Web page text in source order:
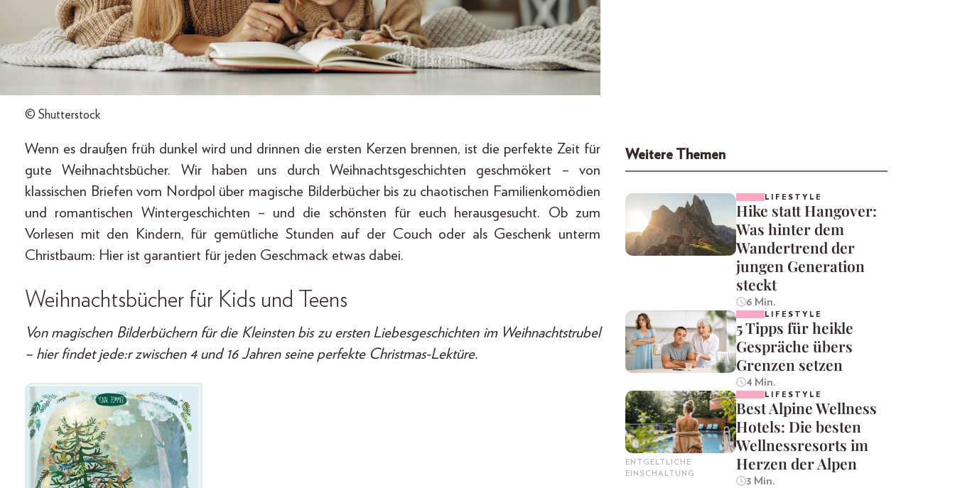
© Shutterstock
Wenn es draußen früh dunkel wird und drinnen die ersten Kerzen brennen, ist die perfekte Zeit für
gute Weihnachtsbücher. Wir haben uns durch Weihnachtsgeschichten geschmökert – von
klassischen Briefen vom Nordpol über magische Bilderbücher bis zu chaotischen Familienkomödien
und romantischen Wintergeschichten – und die schönsten für euch herausgesucht. Ob zum
Vorlesen mit den Kindern, für gemütliche Stunden auf der Couch oder als Geschenk unterm
Christbaum: Hier ist garantiert für jeden Geschmack etwas dabei.
Weihnachtsbücher für Kids und Teens
Von magischen Bilderbüchern für die Kleinsten bis zu ersten Liebesgeschichten im Weihnachtstrubel
– hier findet jede:r zwischen 4 und 16 Jahren seine perfekte Christmas-Lektüre.
Weitere Themen
LIFESTYLE
Hike statt Hangover:
Was hinter dem
Wandertrend der
jungen Generation
steckt
6 Min.
LIFESTYLE
5 Tipps für heikle
Gespräche übers
Grenzen setzen
4 Min.
ENTGELTLICHE
EINSCHALTUNG
LIFESTYLE
Best Alpine Wellness
Hotels: Die besten
Wellnessresorts im
Herzen der Alpen
3 Min.